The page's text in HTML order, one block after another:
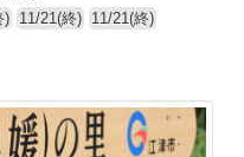
) 11/21(終) 11/21(終)